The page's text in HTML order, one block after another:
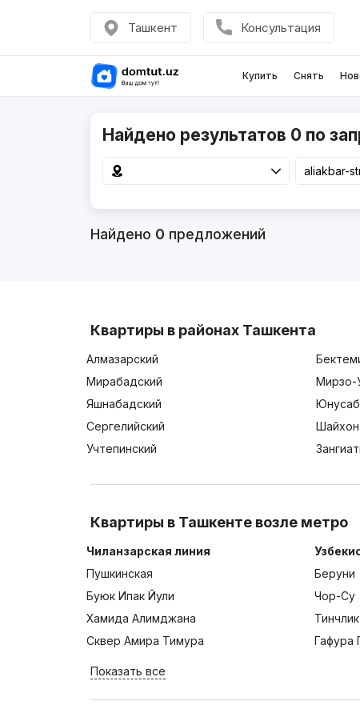
Ташкент Консультация
Купить Снять
Найдено результатов 0 по
Найдено 0 предложений
Квартиры в районах Ташкента
Алмазарский
Мирабадский
Мирзо-
Яшнабадский
Сергелийский
Учтепинский
Квартиры в Ташкенте возле метро
Чиланзарская линия
Пушкинская
Буюк Ипак Йули
Хамида Алимджана
Сквер Амира Тимура
Беруни
Чор-Су
Тинчлик
Гафура
Показать все